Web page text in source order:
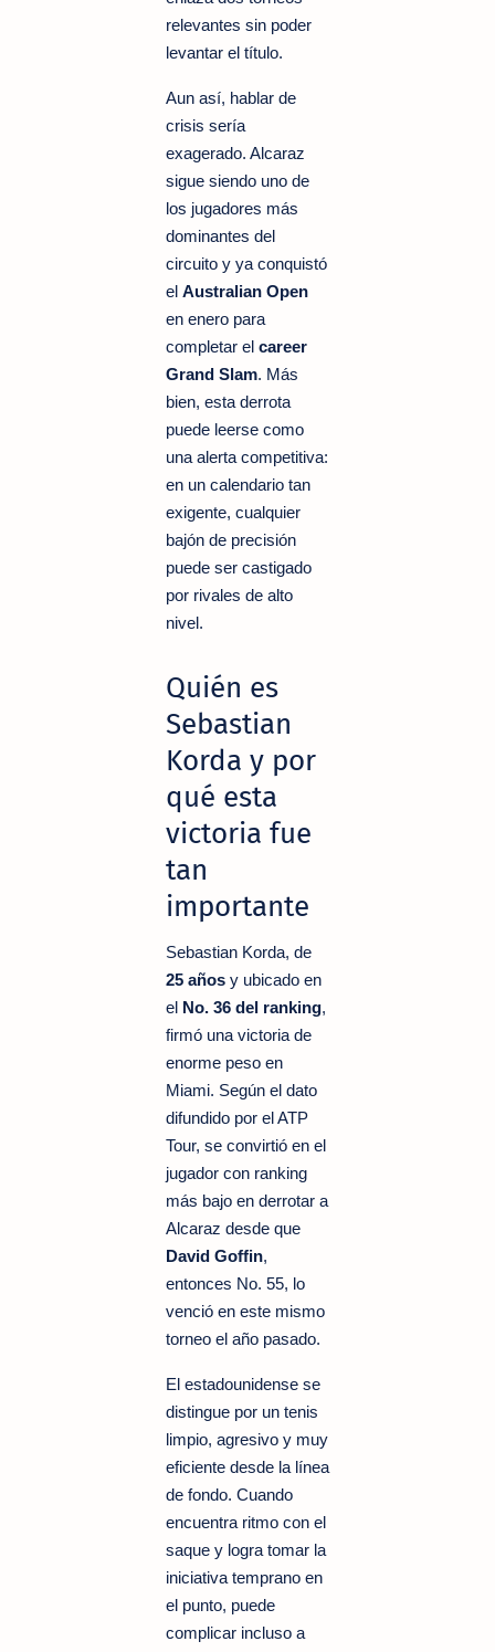
relevantes sin poder
levantar el título.
Aun así, hablar de
crisis sería
exagerado. Alcaraz
sigue siendo uno de
los jugadores más
dominantes del
circuito y ya conquistó
el Australian Open
en enero para
completar el career
Grand Slam. Más
bien, esta derrota
puede leerse como
una alerta competitiva:
en un calendario tan
exigente, cualquier
bajón de precisión
puede ser castigado
por rivales de alto
nivel.
Quién es
Sebastian
Korda y por
qué esta
victoria fue
tan
importante
Sebastian Korda, de
25 años y ubicado en
el No. 36 del ranking,
firmó una victoria de
enorme peso en
Miami. Según el dato
difundido por el ATP
Tour, se convirtió en el
jugador con ranking
más bajo en derrotar a
Alcaraz desde que
David Goffin,
entonces No. 55, lo
venció en este mismo
torneo el año pasado.
El estadounidense se
distingue por un tenis
limpio, agresivo y muy
eficiente desde la línea
de fondo. Cuando
encuentra ritmo con el
saque y logra tomar la
iniciativa temprano en
el punto, puede
complicar incluso a